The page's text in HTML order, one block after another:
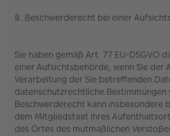
8. Beschwerderecht bei einer
Sie haben gemäß Art. 77 EU-DSGVO
einer Aufsichtsbehörde, wenn Sie der
Verarbeitung der Sie betreffenden
datenschutzrechtliche
Beschwerderecht kann insbesondere
dem Mitgliedstaat Ihres
des Ortes des mutmaßlichen